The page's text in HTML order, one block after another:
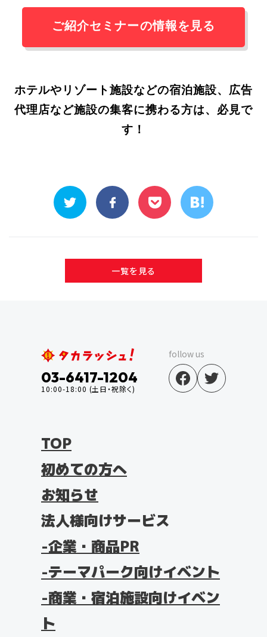
ご紹介セミナーの情報を見る
ホテルやリゾート施設などの宿泊施設、広告
代理店など施設の集客に携わる方は、必見で
す！
一覧を見る
03-6417-1204
10:00-18:00 (土日・祝除く)
follow us
TOP
初めての方へ
お知らせ
法人様向けサービス
企業・商品PR
テーマパーク向けイベント
商業・宿泊施設向けイベン
ト